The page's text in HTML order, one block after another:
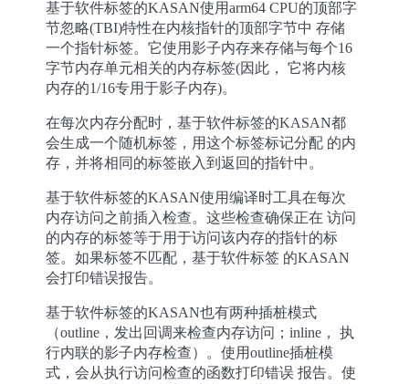
基于软件标签的KASAN使用arm64 CPU的顶部字
节忽略(TBI)特性在内核指针的顶部字节中 存储
一个指针标签。它使用影子内存来存储与每个16
字节内存单元相关的内存标签(因此， 它将内核
内存的1/16专用于影子内存)。
在每次内存分配时，基于软件标签的KASAN都
会生成一个随机标签，用这个标签标记分配 的内
存，并将相同的标签嵌入到返回的指针中。
基于软件标签的KASAN使用编译时工具在每次
内存访问之前插入检查。这些检查确保正在 访问
的内存的标签等于用于访问该内存的指针的标
签。如果标签不匹配，基于软件标签 的KASAN
会打印错误报告。
基于软件标签的KASAN也有两种插桩模式
（outline，发出回调来检查内存访问；inline， 执
行内联的影子内存检查）。使用outline插桩模
式，会从执行访问检查的函数打印错误 报告。使